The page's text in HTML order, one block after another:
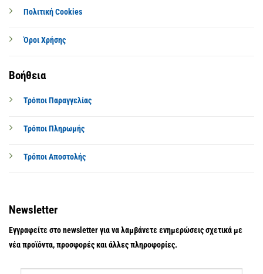
Πολιτική Cookies
Όροι Χρήσης
Βοήθεια
Τρόποι Παραγγελίας
Τρόποι Πληρωμής
Τρόποι Αποστολής
Newsletter
Εγγραφείτε στο newsletter για να λαμβάνετε ενημερώσεις σχετικά με
νέα προϊόντα, προσφορές και άλλες πληροφορίες.